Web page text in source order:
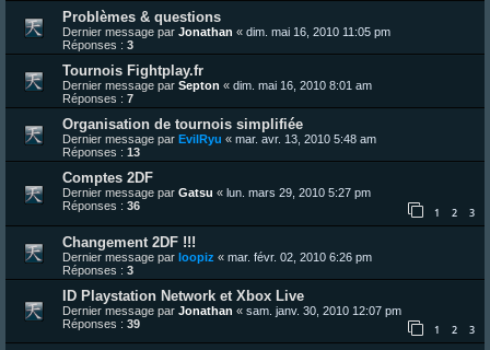
Problèmes & questions
Dernier message par Jonathan « dim. mai 16, 2010 11:05 pm
Réponses : 3
Tournois Fightplay.fr
Dernier message par Septon « dim. mai 16, 2010 8:01 am
Réponses : 7
Organisation de tournois simplifiée
Dernier message par EvilRyu « mar. avr. 13, 2010 5:48 am
Réponses : 13
Comptes 2DF
Dernier message par Gatsu « lun. mars 29, 2010 5:27 pm
Réponses : 36 1 2 3
Changement 2DF !!!
Dernier message par loopiz « mar. févr. 02, 2010 6:26 pm
Réponses : 3
ID Playstation Network et Xbox Live
Dernier message par Jonathan « sam. janv. 30, 2010 12:07 pm
Réponses : 39 1 2 3